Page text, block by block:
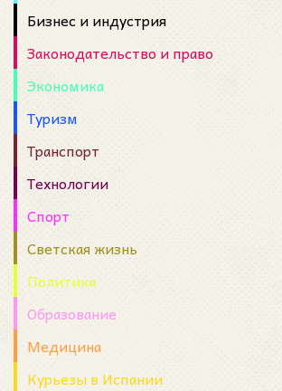
Бизнес и индустрия
Законодательство и право
Экономика
Туризм
Транспорт
Технологии
Спорт
Светская жизнь
Политика
Образование
Медицина
Курьезы в Испании